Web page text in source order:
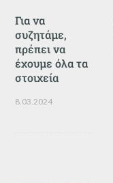
Για να
συζητάμε,
πρέπει να
έχουμε όλα τα
στοιχεία
8.03.2024